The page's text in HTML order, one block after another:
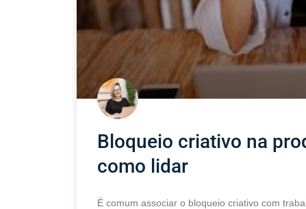
Bloqueio criativo na
como lidar
É comum associar o bloqueio criativo com